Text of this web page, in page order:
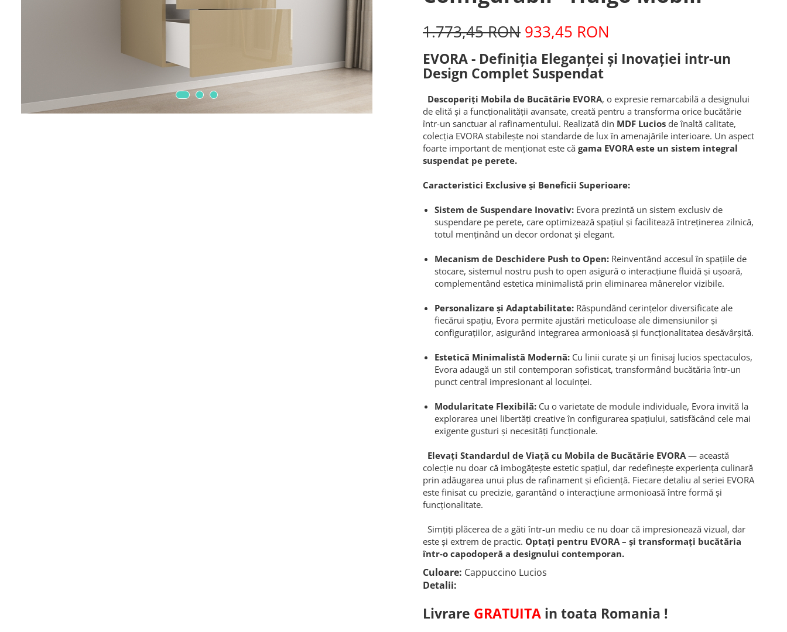
1.773,45 RON 933,45 RON
EVORA - Definiția Eleganței și Inovației intr-un
Design Complet Suspendat
Descoperiți Mobila de Bucătărie EVORA, o expresie remarcabilă a designului
de elită și a funcționalității avansate, creată pentru a transforma orice bucătărie
într-un sanctuar al rafinamentului. Realizată din MDF Lucios de înaltă calitate,
colecția EVORA stabilește noi standarde de lux în amenajările interioare. Un aspect
foarte important de menționat este că gama EVORA este un sistem integral
suspendat pe perete.
Caracteristici Exclusive și Beneficii Superioare:
Sistem de Suspendare Inovativ: Evora prezintă un sistem exclusiv de
suspendare pe perete, care optimizează spațiul și facilitează întreținerea zilnică,
totul menținând un decor ordonat și elegant.
Mecanism de Deschidere Push to Open: Reinventând accesul în spațiile de
stocare, sistemul nostru push to open asigură o interacțiune fluidă și ușoară,
complementând estetica minimalistă prin eliminarea mânerelor vizibile.
Personalizare și Adaptabilitate: Răspundând cerințelor diversificate ale
fiecărui spațiu, Evora permite ajustări meticuloase ale dimensiunilor și
configurațiilor, asigurând integrarea armonioasă și funcționalitatea desăvârșită.
Estetică Minimalistă Modernă: Cu linii curate și un finisaj lucios spectaculos,
Evora adaugă un stil contemporan sofisticat, transformând bucătăria într-un
punct central impresionant al locuinței.
Modularitate Flexibilă: Cu o varietate de module individuale, Evora invită la
explorarea unei libertăți creative în configurarea spațiului, satisfăcând cele mai
exigente gusturi și necesități funcționale.
Elevați Standardul de Viață cu Mobila de Bucătărie EVORA — această
colecție nu doar că imbogățește estetic spațiul, dar redefinește experiența culinară
prin adăugarea unui plus de rafinament și eficiență. Fiecare detaliu al seriei EVORA
este finisat cu precizie, garantând o interacțiune armonioasă între formă și
funcționalitate.
Simțiți plăcerea de a găti într-un mediu ce nu doar că impresionează vizual, dar
este și extrem de practic. Optați pentru EVORA – și transformați bucătăria
într-o capodoperă a designului contemporan.
Culoare: Cappuccino Lucios
Detalii:
Livrare GRATUITA in toata Romania !